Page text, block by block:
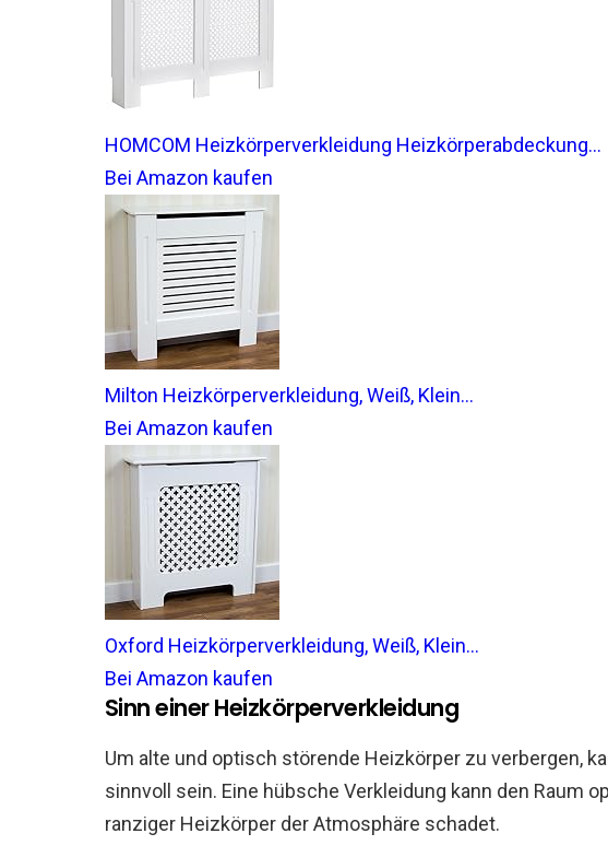
HOMCOM Heizkörperverkleidung Heizkörperabdeckung...
Bei Amazon kaufen
Milton Heizkörperverkleidung, Weiß, Klein...
Bei Amazon kaufen
Oxford Heizkörperverkleidung, Weiß, Klein...
Bei Amazon kaufen
Sinn einer Heizkörperverkleidung
Um alte und optisch störende Heizkörper zu verbergen,
sinnvoll sein. Eine hübsche Verkleidung kann den Raum
ranziger Heizkörper der Atmosphäre schadet.